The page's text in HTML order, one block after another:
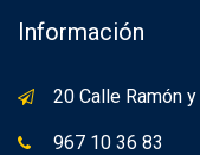
Información
20 Calle Ramón
967 10 36 83